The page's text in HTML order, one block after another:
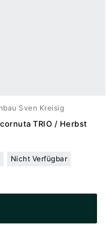
Sven Kreisig
TRIO / Herbst
Nicht Verfügbar